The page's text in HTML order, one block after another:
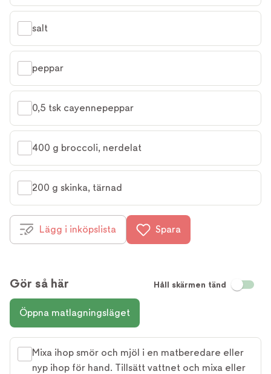
salt
peppar
0,5 tsk cayennepeppar
400 g broccoli, nerdelat
200 g skinka, tärnad
Lägg i inköpslista Spara
Gör så här Håll skärmen tänd
Öppna matlagningsläget
Mixa ihop smör och mjöl i en matberedare eller
nyp ihop för hand. Tillsätt vattnet och mixa eller